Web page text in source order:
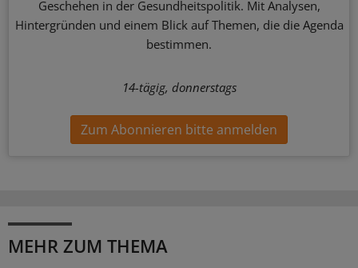
Geschehen in der Gesundheitspolitik. Mit Analysen,
Hintergründen und einem Blick auf Themen, die die Agenda
bestimmen.
14-tägig, donnerstags
Zum Abonnieren bitte anmelden
MEHR ZUM THEMA